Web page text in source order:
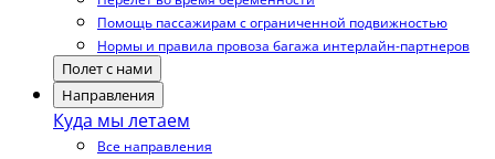
Помощь пассажирам с ограниченной подвижностью
Нормы и правила провоза багажа интерлайн-партнеров
Полет с нами
Направления
Куда мы летаем
Все направления